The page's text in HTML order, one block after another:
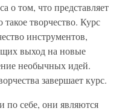
о том, что представляет
такое творчество. Курс
инструментов,
выход на новые
необычных идей.
завершает курс.
по себе, они являются